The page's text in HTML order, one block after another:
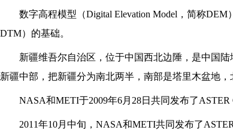
数字高程模型（Digital Elevation Model，简称
DTM）的基础。
新疆维吾尔自治区，位于中国西北边陲，是中国
新疆中部，把新疆分为南北两半，南部是塔里木盆地，
NASA和METI于2009年6月28日共同发布了
2011年10月中旬，NASA和METI共同发布了